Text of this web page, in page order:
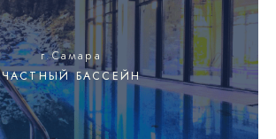
г.Самара
ЧАСТНЫЙ БАССЕЙН